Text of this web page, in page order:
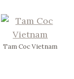
Tam Coc Vietnam